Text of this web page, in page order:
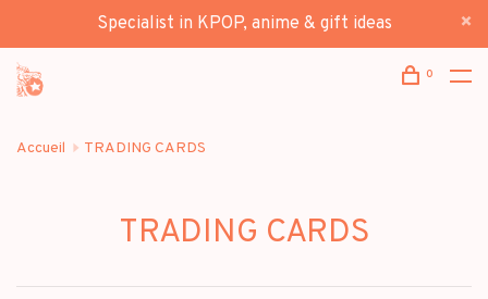
Specialist in KPOP, anime & gift ideas
0
Accueil TRADING CARDS
TRADING CARDS